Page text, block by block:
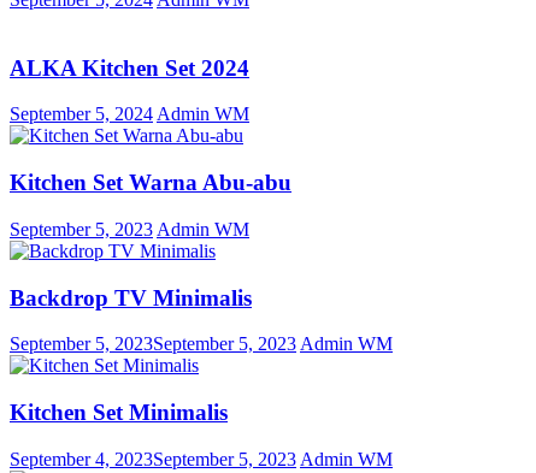
ALKA Kitchen Set 2024
September 5, 2024 Admin WM
Kitchen Set Warna Abu-abu
September 5, 2023 Admin WM
Backdrop TV Minimalis
September 5, 2023September 5, 2023 Admin WM
Kitchen Set Minimalis
September 4, 2023September 5, 2023 Admin WM